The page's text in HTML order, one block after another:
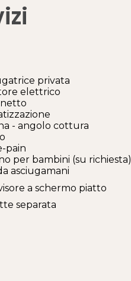
privata
elettrico
- angolo cottura
pain
per bambini (su richiesta)
asciugamani
a schermo piatto
separata